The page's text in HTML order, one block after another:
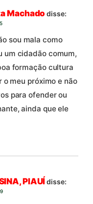
Machado disse:
sou mala como
um cidadão comum,
formação cultura
o meu próximo e não
para ofender ou
ainda que ele
PIAUÍdisse: